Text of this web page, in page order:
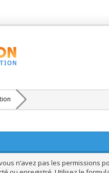
n’avez pas les permissions